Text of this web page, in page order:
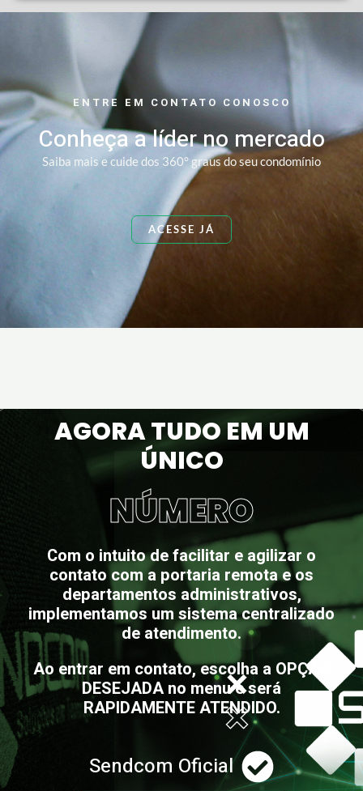
ENTRE EM CONTATO CONOSCO
Conheça a líder no mercado
Saiba mais e cuide dos 360° graus do seu condomínio
ACESSE JÁ
AGORA TUDO EM UM
ÚNICO
NÚMERO
Com o intuito de facilitar e agilizar o
contato com a portaria remota e os
departamentos administrativos,
implementamos um sistema centralizado
de atendimento.
Ao entrar em contato, escolha a OPÇÃO
DESEJADA no menu e será
RAPIDAMENTE ATENDIDO.
Sendcom Oficial